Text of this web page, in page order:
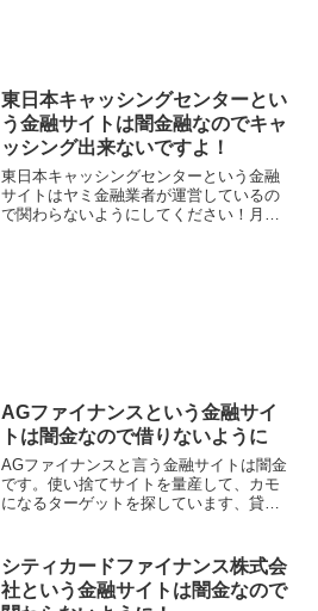
東日本キャッシングセンターとい
う金融サイトは闇金融なのでキャ
ッシング出来ないですよ！
東日本キャッシングセンターという金融
サイトはヤミ金融業者が運営しているの
で関わらないようにしてください！月々
AGファイナンスという金融サイ
トは闇金なので借りないように
AGファイナンスと言う金融サイトは闇金
です。使い捨てサイトを量産して、カモ
になるターゲットを探しています、貸金
法業者なので、絶対に申し込まないよう
にしてください。今現在...
シティカードファイナンス株式会
社という金融サイトは闇金なので